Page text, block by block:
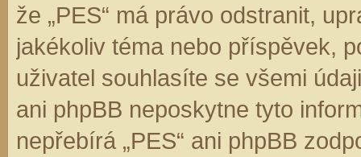
že „PES“ má právo odstranit,
jakékoliv téma nebo příspěvek,
uživatel souhlasíte se všemi
ani phpBB neposkytne tyto
nepřebírá „PES“ ani phpBB